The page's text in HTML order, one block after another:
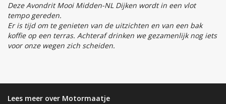
Deze Avondrit Mooi Midden-NL Dijken wordt in een vlot
tempo gereden.
Er is tijd om te genieten van de uitzichten en van een bak
koffie op een terras. Achteraf drinken we gezamenlijk nog iets
voor onze wegen zich scheiden.
Lees meer over Motormaatje